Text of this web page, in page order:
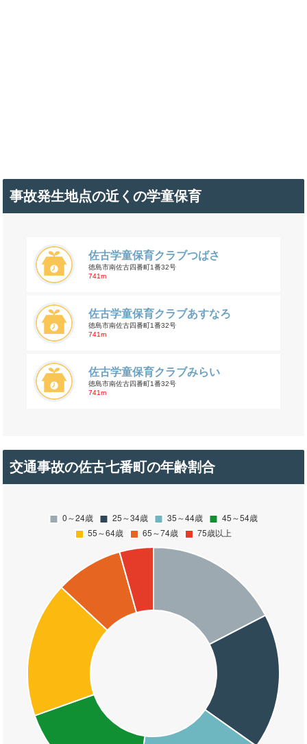
事故発生地点の近くの学童保育
佐古学童保育クラブつばさ
徳島市南佐古四番町1番32号
741m
佐古学童保育クラブあすなろ
徳島市南佐古四番町1番32号
741m
佐古学童保育クラブみらい
徳島市南佐古四番町1番32号
741m
交通事故の佐古七番町の年齢割合